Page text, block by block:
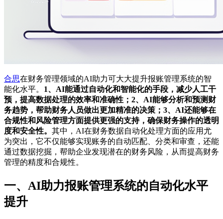
合思在财务管理领域的AI助力可大大提升报账管理系统的智
能化水平。 1、AI能通过自动化和智能化的手段，减少人工干
预，提高数据处理的效率和准确性；2、AI能够分析和预测财
务趋势，帮助财务人员做出更加精准的决策；3、AI还能够在
合规性和风险管理方面提供更强的支持，确保财务操作的透明
度和安全性。 其中，AI在财务数据自动化处理方面的应用尤
为突出，它不仅能够实现账务的自动匹配、分类和审查，还能
通过数据挖掘，帮助企业发现潜在的财务风险，从而提高财务
管理的精度和合规性。
一、AI助力报账管理系统的自动化水平
提升